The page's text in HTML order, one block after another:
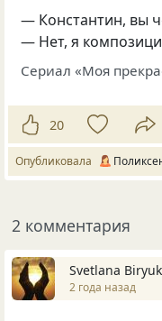
— Константин, вы
— Нет, я
Сериал «Моя
20
Опубликовала
2 комментария
Svetlana
2 года назад